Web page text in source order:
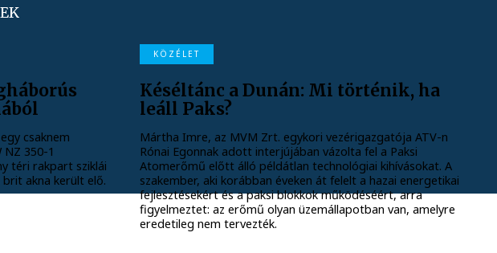
csaknem
350-1
téri rakpart sziklái
akna került elő.
KÖZÉLET
Késéltánc a Dunán: Mi történik, ha
leáll Paks?
Mártha Imre, az MVM Zrt. egykori vezérigazgatója ATV-n
Rónai Egonnak adott interjújában vázolta fel a Paksi
Atomerőmű előtt álló példátlan technológiai kihívásokat. A
szakember, aki korábban éveken át felelt a hazai energetikai
fejlesztésekért és a paksi blokkok működéséért, arra
figyelmeztet: az erőmű olyan üzemállapotban van, amelyre
eredetileg nem tervezték.